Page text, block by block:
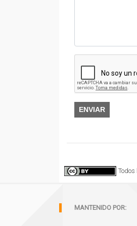
ENVIAR
MANTENIDO POR: